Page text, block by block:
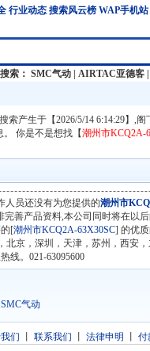
行业动态 搜索风云榜 WAP手机站
索： SMC气动 AIRTAC亚德客
索产生于【2026/5/14 6:14:29】,
你是不是想找【潮州市KCQ2A-
人员还没有为您提供的潮州市
善产品资料,本公司同时将在以
[潮州市KCQ2A-63X30SC] 的优
京，深圳，天津，苏州，西安
线。021-63095600
SMC气动
们 联系我们 法律申明 付